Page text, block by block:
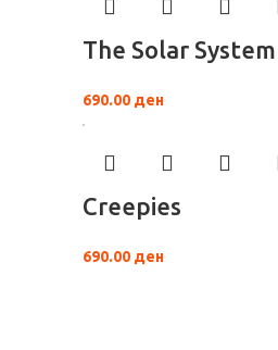
The Solar System
690.00 ден
Creepies
690.00 ден